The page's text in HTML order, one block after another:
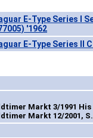
E-Type Series I
'1962
E-Type Series II
Markt 3/1991 His
Markt 12/2001,